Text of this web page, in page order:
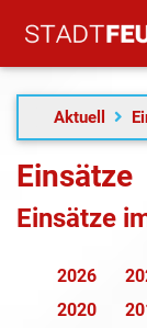
Aktuell
Einsätze
Einsätze
2026
2020